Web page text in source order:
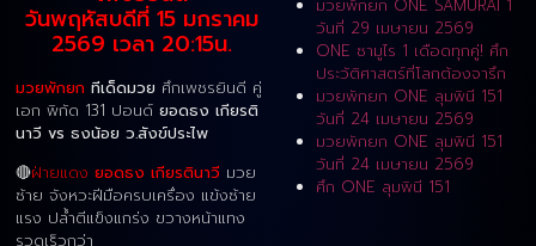
วันพฤหัสบดีที่ 15 มกราคม
2569 เวลา 20:15น.
มวยพักยก ทีเด็ดมวย ศึกเพชรยินดี คู่
เอก พิกัด 131 ปอนด์ ยอดธง เกียรติ
นาวี vs ธงน้อย ว.สังข์ประไพ
🔴ฝ่ายแดง ยอดธง เกียรตินาวี มวย
ซ้าย จังหวะฝีมือครบเครื่อง แข้งซ้าย
แรง ปล้ำตีแข็งแกร่ง ขวางหน้าแทง
รวดเร็วกว่า
มวยพักยก ONE SAMURAI 1
วันที่ 29 เมษายน 2569
ONE ซามูไร 1 เดือดทุกคู่! ศึก
ประวัติศาสตร์ที่โลกต้องจารึก
มวยพักยก ONE ลุมพินี 151
วันที่ 24 เมษายน 2569
มวยพักยก ONE ลุมพินี 151
วันที่ 24 เมษายน 2569
ศึก ONE ลุมพินี 151